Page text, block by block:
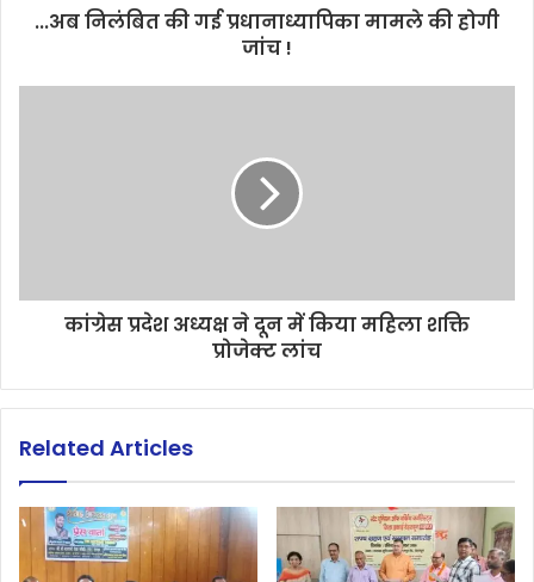
...अब निलंबित की गई प्रधानाध्यापिका मामले की होगी
जांच !
कांग्रेस प्रदेश अध्यक्ष ने दून में किया महिला शक्ति
प्रोजेक्ट लांच
Related Articles